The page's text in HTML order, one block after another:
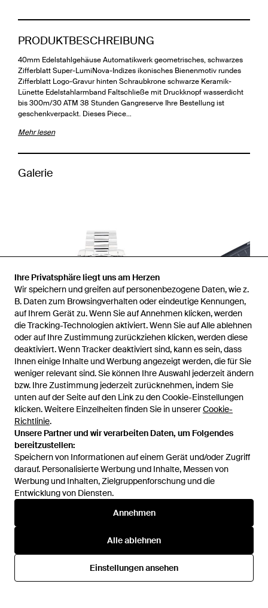
Ihre Privatsphäre liegt uns am Herzen
Wir speichern und greifen auf personenbezogene Daten, wie z.
B. Daten zum Browsingverhalten oder eindeutige Kennungen,
auf Ihrem Gerät zu. Wenn Sie auf Annehmen klicken, werden
die Tracking-Technologien aktiviert. Wenn Sie auf Alle ablehnen
oder auf Ihre Zustimmung zurückziehen klicken, werden diese
deaktiviert. Wenn Tracker deaktiviert sind, kann es sein, dass
Ihnen einige Inhalte und Werbung angezeigt werden, die für Sie
weniger relevant sind. Sie können Ihre Auswahl jederzeit ändern
bzw. Ihre Zustimmung jederzeit zurücknehmen, indem Sie
unten auf der Seite auf den Link zu den Cookie-Einstellungen
klicken. Weitere Einzelheiten finden Sie in unsererCookie-
Richtlinie.
Unsere Partner und wir verarbeiten Daten, um Folgendes
bereitzustellen:
Speichern von Informationen auf einem Gerät und/oder Zugriff
darauf. Personalisierte Werbung und Inhalte, Messen von
Werbung und Inhalten, Zielgruppenforschung und die
Entwicklung von Diensten.
Annehmen
Alle ablehnen
Einstellungen ansehen
PRODUKTBESCHREIBUNG
40mm Edelstahlgehäuse Automatikwerk geometrisches, schwarzes
Zifferblatt Super-LumiNova-Indizes ikonisches Bienenmotiv rundes
Zifferblatt Logo-Gravur hinten Schraubkrone schwarze Keramik-
Lünette Edelstahlarmband Faltschließe mit Druckknopf wasserdicht
bis 300m/30 ATM 38 Stunden Gangreserve Ihre Bestellung ist
geschenkverpackt. Dieses Piece…
Mehr lesen
Galerie
3
Zuvor verkauft bei:
Hilfe und Informationen